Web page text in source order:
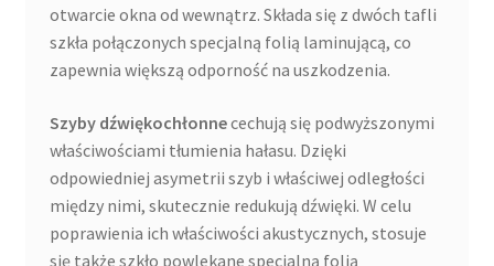
otwarcie okna od wewnątrz. Składa się z dwóch tafli
szkła połączonych specjalną folią laminującą, co
zapewnia większą odporność na uszkodzenia.
Szyby dźwiękochłonnecechują się podwyższonymi
właściwościami tłumienia hałasu. Dzięki
odpowiedniej asymetrii szyb i właściwej odległości
między nimi, skutecznie redukują dźwięki. W celu
poprawienia ich właściwości akustycznych, stosuje
się także szkło powlekane specjalną folią